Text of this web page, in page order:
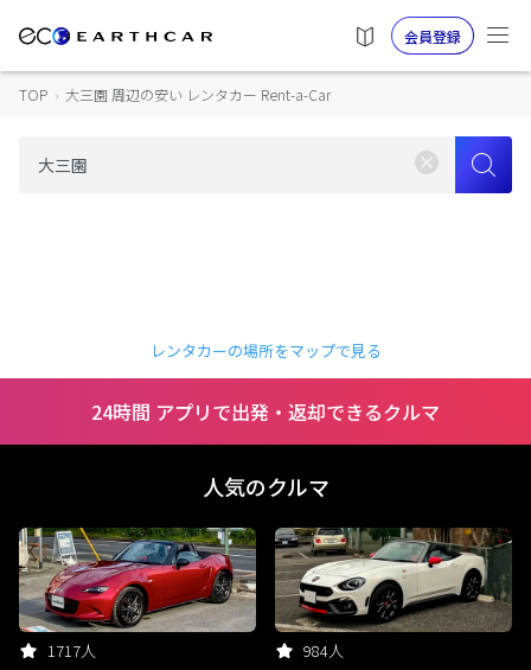
会員登録
TOP › 大三園 周辺の安い レンタカー Rent-a-Car
レンタカーの場所をマップで見る
24時間 アプリで出発・返却できるクルマ
人気のクルマ
1717人 984人